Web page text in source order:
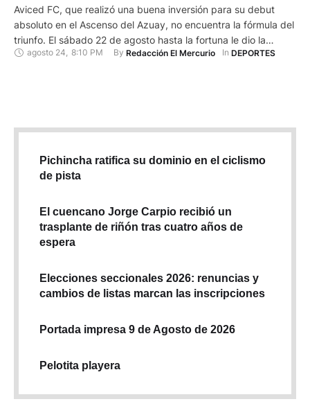
Aviced FC, que realizó una buena inversión para su debut
absoluto en el Ascenso del Azuay, no encuentra la fórmula del
triunfo. El sábado 22 de agosto hasta la fortuna le dio la
espalda con tres balones que impactaron en el poste e
agosto 24, 8:10 PM By Redacción El Mercurio In DEPORTES
Pichincha ratifica su dominio en el ciclismo
de pista
El cuencano Jorge Carpio recibió un
trasplante de riñón tras cuatro años de
espera
Elecciones seccionales 2026: renuncias y
cambios de listas marcan las inscripciones
Portada impresa 9 de Agosto de 2026
Pelotita playera